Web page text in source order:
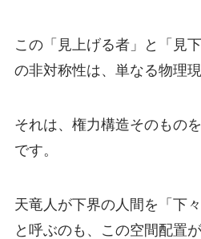
この「見上げる者」と「見
の非対称性は、単なる物理
それは、権力構造そのもの
です。
天竜人が下界の人間を「下
と呼ぶのも、この空間配置